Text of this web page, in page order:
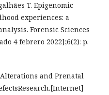
T. Epigenomic
experiences: a
Forensic Sciences
4 febrero 2022];6(2): p.
Alterations and Prenatal